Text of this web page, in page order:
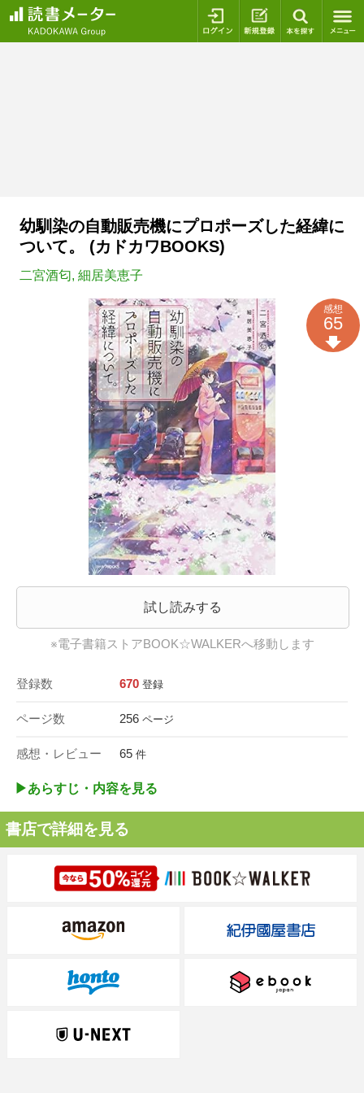
ログイン 新規登録
幼馴染の自動販売機にプロポーズした経緯に
ついて。 (カドカワBOOKS)
二宮酒匂, 細居美恵子
試し読みする
※電子書籍ストアBOOK☆WALKERへ移動します
登録数 670 登録
ページ数 256 ページ
感想・レビュー 65 件
感想
65
▶︎あらすじ・内容を見る
書店で詳細を見る